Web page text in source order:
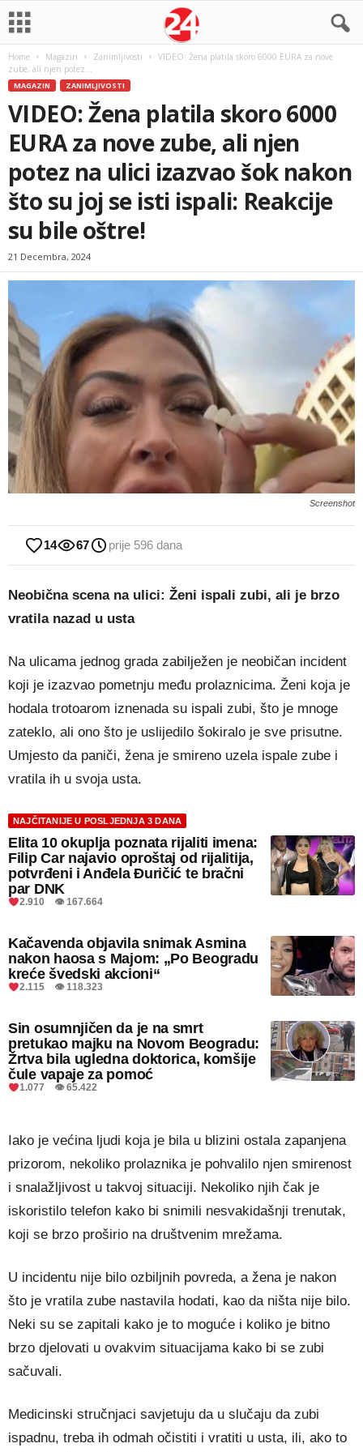
Home Magazin Zanimljivosti
VIDEO: Žena platila skoro 6000 EURA za nove
zube, ali njen potez...
MAGAZIN ZANIMLJIVOSTI
VIDEO: Žena platila skoro 6000
EURA za nove zube, ali njen
potez na ulici izazvao šok nakon
što su joj se isti ispali: Reakcije
su bile oštre!
21 Decembra, 2024
Screenshot
14 67 prije 596 dana
Neobična scena na ulici: Ženi ispali zubi, ali je brzo
vratila nazad u usta
Na ulicama jednog grada zabilježen je neobičan incident
koji je izazvao pometnju među prolaznicima. Ženi koja je
hodala trotoarom iznenada su ispali zubi, što je mnoge
zateklo, ali ono što je uslijedilo šokiralo je sve prisutne.
Umjesto da paniči, žena je smireno uzela ispale zube i
vratila ih u svoja usta.
NAJČITANIJE U POSLJEDNJA 3 DANA
Elita 10 okuplja poznata rijaliti imena:
Filip Car najavio oproštaj od rijalitija,
potvrđeni i Anđela Đuričić te bračni
par DNK
2.910 👁 167.664
Kačavenda objavila snimak Asmina
nakon haosa s Majom: „Po Beogradu
kreće švedski akcioni“
2.115 👁 118.323
Sin osumnjičen da je na smrt
pretukao majku na Novom Beogradu:
Žrtva bila ugledna doktorica, komšije
čule vapaje za pomoć
1.077 👁 65.422
Iako je većina ljudi koja je bila u blizini ostala zapanjena
prizorom, nekoliko prolaznika je pohvalilo njen smirenost
i snalažljivost u takvoj situaciji. Nekoliko njih čak je
iskoristilo telefon kako bi snimili nesvakidašnji trenutak,
koji se brzo proširio na društvenim mrežama.
U incidentu nije bilo ozbiljnih povreda, a žena je nakon
što je vratila zube nastavila hodati, kao da ništa nije bilo.
Neki su se zapitali kako je to moguće i koliko je bitno
brzo djelovati u ovakvim situacijama kako bi se zubi
sačuvali.
Medicinski stručnjaci savjetuju da u slučaju da zubi
ispadnu, treba ih odmah očistiti i vratiti u usta, ili, ako to